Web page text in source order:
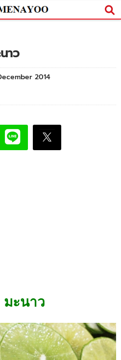
าว
2014
มะนาว